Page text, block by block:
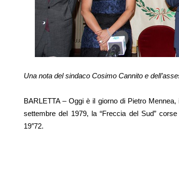
Una nota del sindaco Cosimo Cannito e
BARLETTA – Oggi è il giorno di Pietro
settembre del 1979, la “Freccia del Sud”
19″72.